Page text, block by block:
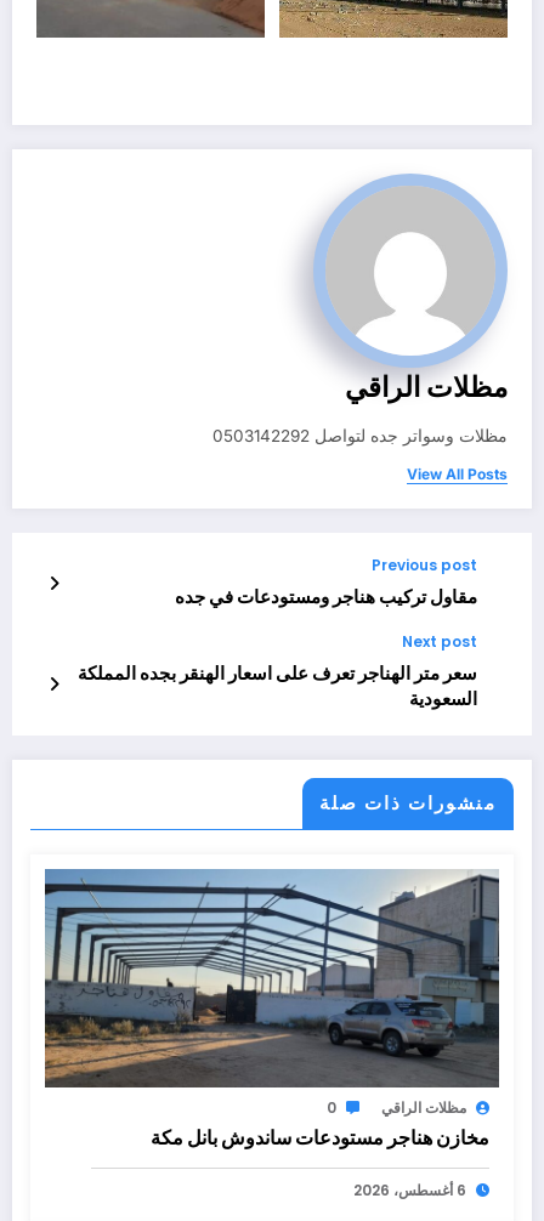
مظلات الراقي
مظلات وسواتر جده لتواصل 0503142292
View All Posts
Previous post
مقاول تركيب هناجر ومستودعات في جده
Next post
سعر متر الهناجر تعرف على اسعار الهنقر بجده المملكة
السعودية
منشورات ذات صلة
مظلات الراقي 0
مخازن هناجر مستودعات ساندوش بانل مكة
6 أغسطس، 2026